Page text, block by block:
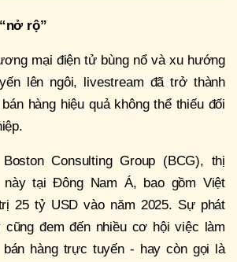
rộ”
mại điện tử bùng nổ và xu hướng
lên ngôi, livestream đã trở thành
hàng hiệu quả không thể thiếu đối
Consulting Group (BCG), thị
này tại Đông Nam Á, bao gồm Việt
25 tỷ USD vào năm 2025. Sự phát
cũng đem đến nhiều cơ hội việc làm
hàng trực tuyến - hay còn gọi là